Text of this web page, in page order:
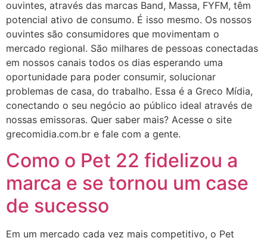
ouvintes, através das marcas Band, Massa, FYFM, têm
potencial ativo de consumo. É isso mesmo. Os nossos
ouvintes são consumidores que movimentam o
mercado regional. São milhares de pessoas conectadas
em nossos canais todos os dias esperando uma
oportunidade para poder consumir, solucionar
problemas de casa, do trabalho. Essa é a Greco Mídia,
conectando o seu negócio ao público ideal através de
nossas emissoras. Quer saber mais? Acesse o site
grecomidia.com.br e fale com a gente.
Como o Pet 22 fidelizou a
marca e se tornou um case
de sucesso
Em um mercado cada vez mais competitivo, o Pet